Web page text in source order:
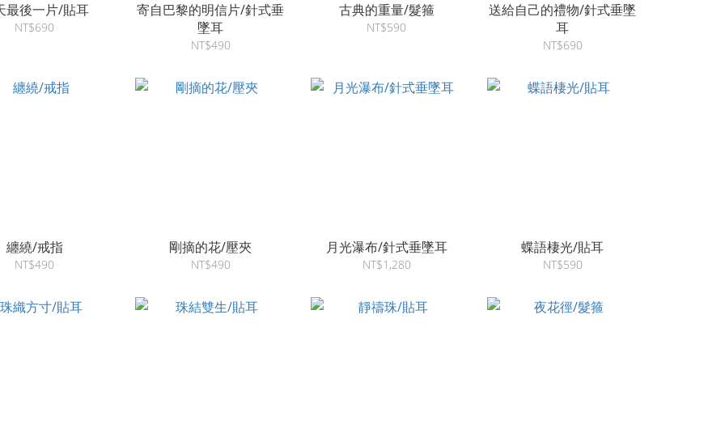
最後一片/貼耳
NT$690
寄自巴黎的明信片/針式垂
墜耳
NT$490
古典的重量/髮箍
NT$590
送給自己的禮物/針式垂墜
耳
NT$690
纏繞/戒指
NT$490
剛摘的花/壓夾
NT$490
月光瀑布/針式垂墜耳
NT$1,280
蝶語棲光/貼耳
NT$590